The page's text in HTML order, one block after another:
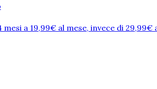
a 19,99€ al mese, invece di 29,99€